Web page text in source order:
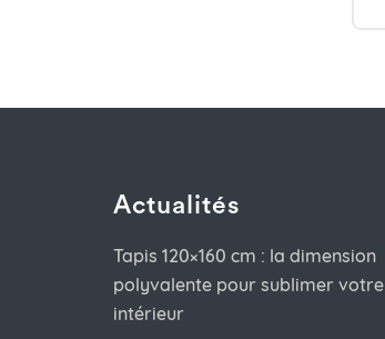
Actualités
Tapis 120×160 cm : la dimension
polyvalente pour sublimer votre
intérieur